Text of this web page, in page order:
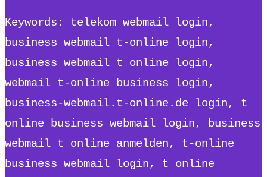
Keywords: telekom webmail login,
business webmail t-online login,
business webmail t online login,
webmail t-online business login,
business-webmail.t-online.de login, t
online business webmail login, business
webmail t online anmelden, t-online
business webmail login, t online